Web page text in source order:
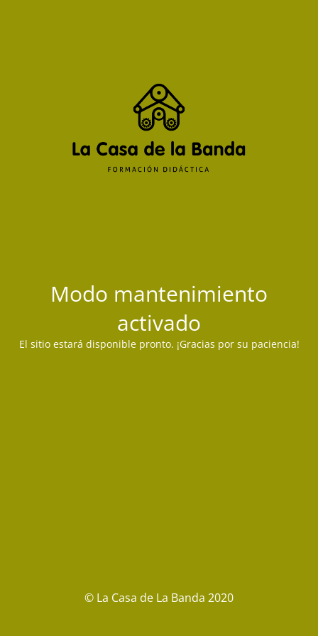
Modo mantenimiento
activado
El sitio estará disponible pronto. ¡Gracias por su paciencia!
© La Casa de La Banda 2020